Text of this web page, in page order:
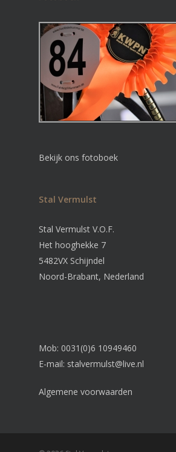
Bekijk ons fotoboek
Stal Vermulst
Stal Vermulst V.O.F.
Het hooghekke 7
5482VX Schijndel
Noord-Brabant, Nederland
Mob: 0031(0)6 10949460
E-mail: stalvermulst@live.nl
Algemene voorwaarden